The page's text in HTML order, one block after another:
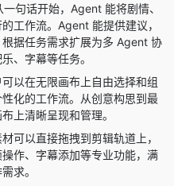
一句话开始，Agent 能将剧情、
工作流。Agent 能提供建议，
据任务需求扩展为多 Agent 协
、字幕等任务。
可以在无限画布上自由选择和组
化的工作流。从创意构思到最
上清晰呈现和管理。
可以直接拖拽到剪辑轨道上，
作、字幕添加等专业功能，满
求。